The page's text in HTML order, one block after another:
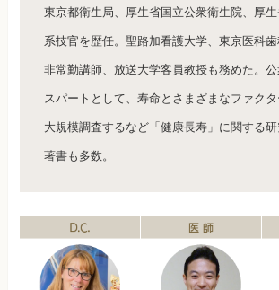
東京都衛生局、厚生省国立公衆衛生院、厚
系技官を歴任。聖路加看護大学、東京医科
非常勤講師、放送大学客員教授も務めた。
スパートとして、寿命とさまざまなファク
大規模調査するなど「健康長寿」に関する研
著書も多数。